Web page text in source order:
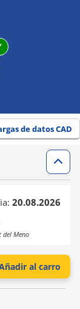
de datos CAD
20.08.2026
del Meno
al carro